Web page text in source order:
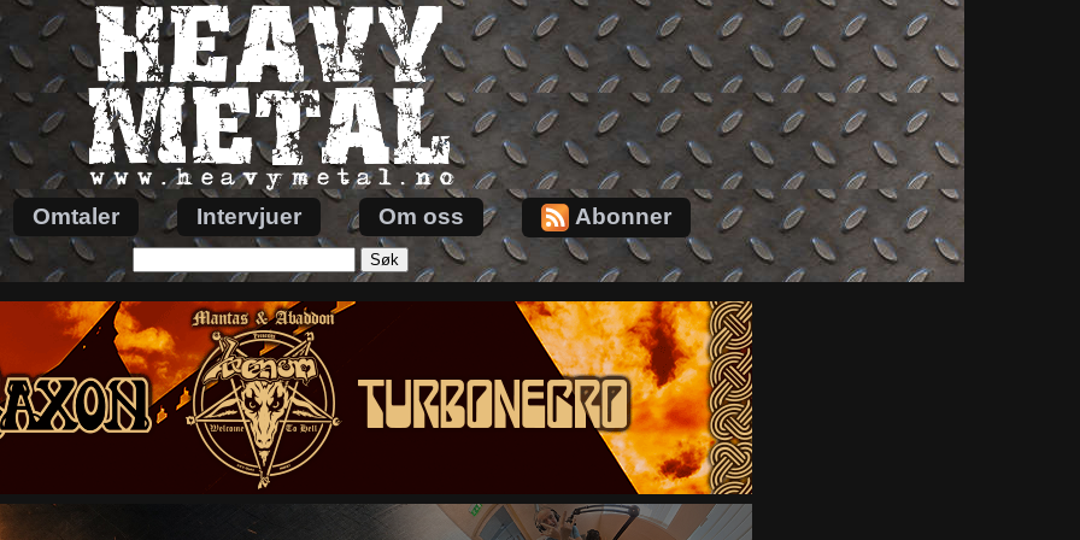
Omtaler Intervjuer Om oss Abonner
etter: